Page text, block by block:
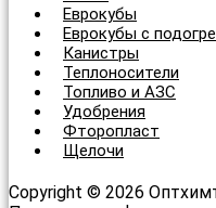
Еврокубы
Еврокубы с
Канистры
Теплоносители
Топливо и АЗС
Удобрения
Фторопласт
Щелочи
Copyright © 2026